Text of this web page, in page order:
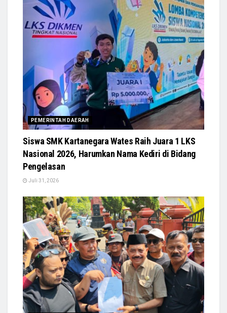
PEMERINTAH DAERAH
Siswa SMK Kartanegara Wates Raih Juara 1 LKS
Nasional 2026, Harumkan Nama Kediri di Bidang
Pengelasan
Juli 31, 2026